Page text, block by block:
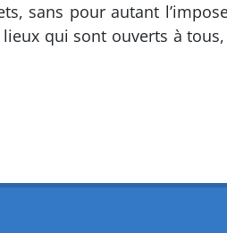
sans pour autant
qui sont ouverts à